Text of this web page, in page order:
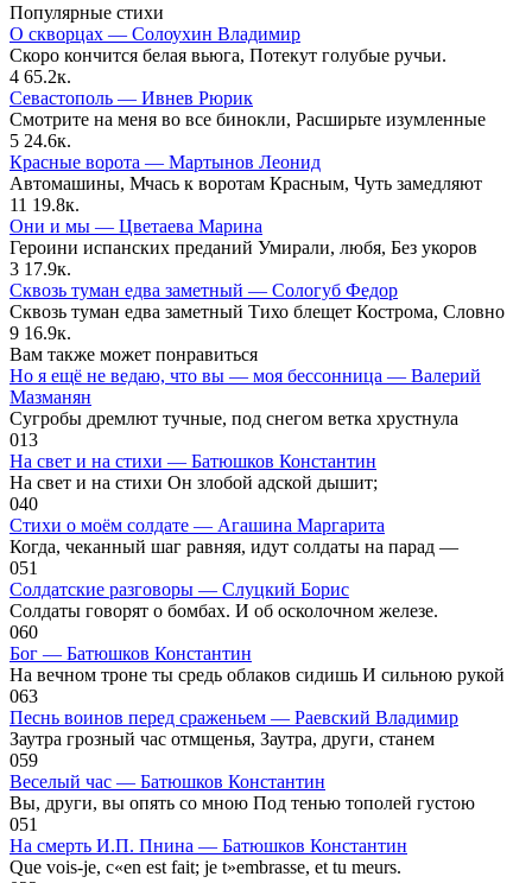
Популярные стихи
О скворцах — Солоухин Владимир
Скоро кончится белая вьюга, Потекут голубые ручьи.
4 65.2к.
Севастополь — Ивнев Рюрик
Смотрите на меня во все бинокли, Расширьте изумленные
5 24.6к.
Красные ворота — Мартынов Леонид
Автомашины, Мчась к воротам Красным, Чуть замедляют
11 19.8к.
Они и мы — Цветаева Марина
Героини испанских преданий Умирали, любя, Без укоров
3 17.9к.
Сквозь туман едва заметный — Сологуб Федор
Сквозь туман едва заметный Тихо блещет Кострома, Словно
9 16.9к.
Вам также может понравиться
Но я ещё не ведаю, что вы — моя бессонница — Валерий
Мазманян
Сугробы дремлют тучные, под снегом ветка хрустнула
013
На свет и на стихи — Батюшков Константин
На свет и на стихи Он злобой адской дышит;
040
Стихи о моём солдате — Агашина Маргарита
Когда, чеканный шаг равняя, идут солдаты на парад —
051
Солдатские разговоры — Слуцкий Борис
Солдаты говорят о бомбах. И об осколочном железе.
060
Бог — Батюшков Константин
На вечном троне ты средь облаков сидишь И сильною рукой
063
Песнь воинов перед сраженьем — Раевский Владимир
Заутра грозный час отмщенья, Заутра, други, станем
059
Веселый час — Батюшков Константин
Вы, други, вы опять со мною Под тенью тополей густою
051
На смерть И.П. Пнина — Батюшков Константин
Que vois-je, c«en est fait; je t»embrasse, et tu meurs.